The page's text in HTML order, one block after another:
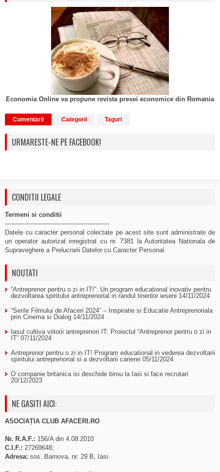
Economia Online va propune revista presei economice din Romania
Comentarii Categorii Taguri
URMARESTE-NE PE FACEBOOK!
CONDITII LEGALE
Termeni si conditii
-----------------------------------------------------
Datele cu caracter personal colectate pe acest site sunt administrate de
un operator autorizat inregistrat cu nr. 7381 la Autoritatea Nationala de
Supraveghere a Prelucrarii Datelor cu Caracter Personal.
NOUTATI
“Antreprenor pentru o zi in IT!”: Un program educational inovativ pentru
dezvoltarea spiritului antreprenorial in randul tinerilor ieseni 14/11/2024
“Serile Filmului de Afaceri 2024” – Inspiratie si Educatie Antreprenoriala
prin Cinema si Dialog 14/11/2024
Iasul cultiva viitorii antreprenori IT: Proiectul “Antreprenor pentru o zi in
IT” 07/11/2024
Antreprenor pentru o zi in IT! Program educational in vederea dezvoltarii
spiritului antreprenorial si a dezvoltarii carierei 05/11/2024
O companie britanica isi deschide birou la Iasi si face recrutari
20/12/2023
NE GASITI AICI:
ASOCIAȚIA CLUB AFACERI.RO
Nr. R.A.F.: 156/A din 4.08.2010
C.I.F.: 27269648;
Adresa: sos. Barnova, nr. 29 B, Iasi.